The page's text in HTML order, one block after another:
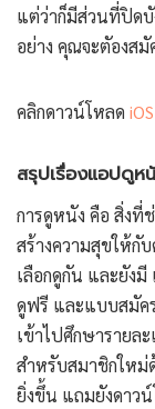
แต่ว่าก็มีส่วนที่ปิดบั
อย่าง คุณจะตัองส
คลิกดาวน์โหลด iOS
สรุปเรื่องแอปดูห
การดูหนัง คือ สิ่งที่
สร้างความสุขให้กั
เลือกดูกัน และยัง
ดูฟรี และแบบสมัค
เข้าไปศึกษารายล
สำหรับสมาชิกให
ยิ่งขึ้น แถมยังดาวน์